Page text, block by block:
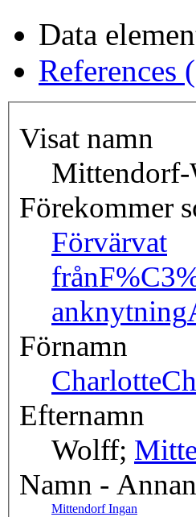
Data
References
Visat namn
Förekommer
Förvärvat
från
anknytning
Förnamn
Charlotte
Efternamn
Wolff;
Namn -
Mittendorf Ingan